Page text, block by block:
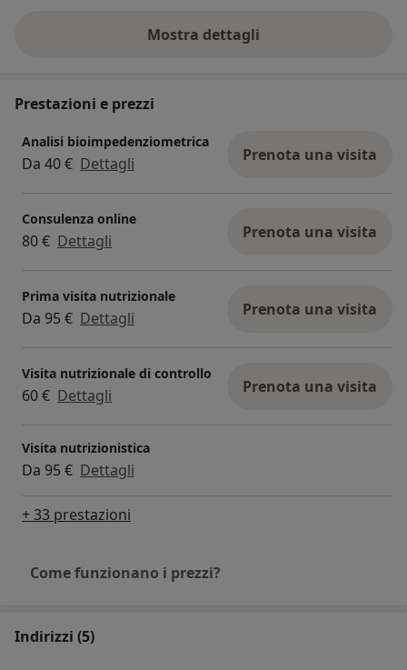
Mostra dettagli
sull'esperienza
Prestazioni e prezzi
Analisi bioimpedenziometrica
Da 40 € Dettagli Prenota una visita
Consulenza online
80 € Dettagli Prenota una visita
Prima visita nutrizionale
Da 95 € Dettagli Prenota una visita
Visita nutrizionale di controllo
60 € Dettagli Prenota una visita
Visita nutrizionistica
Da 95 € Dettagli
+ 33 prestazioni
Come funzionano i prezzi?
Indirizzi (5)